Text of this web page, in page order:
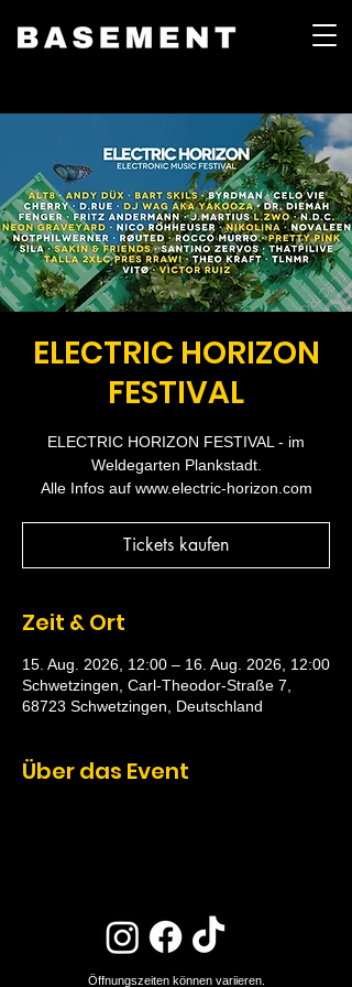
ELECTRIC HORIZON
FESTIVAL
ELECTRIC HORIZON FESTIVAL - im
Weldegarten Plankstadt.
Alle Infos auf www.electric-horizon.com
Tickets kaufen
Zeit & Ort
15. Aug. 2026, 12:00 – 16. Aug. 2026, 12:00
Schwetzingen, Carl-Theodor-Straße 7,
68723 Schwetzingen, Deutschland
Über das Event
Öffnungszeiten können variieren.